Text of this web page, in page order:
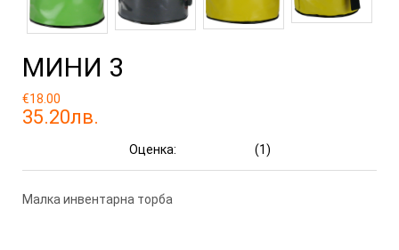
МИНИ 3
€18.00
35.20лв.
Оценка: (1)
Малка инвентарна торба